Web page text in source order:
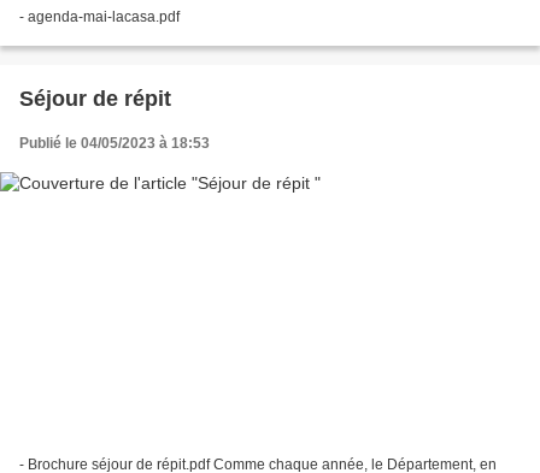
- agenda-mai-lacasa.pdf
Séjour de répit
Publié le 04/05/2023 à 18:53
- Brochure séjour de répit.pdf Comme chaque année, le Département, en